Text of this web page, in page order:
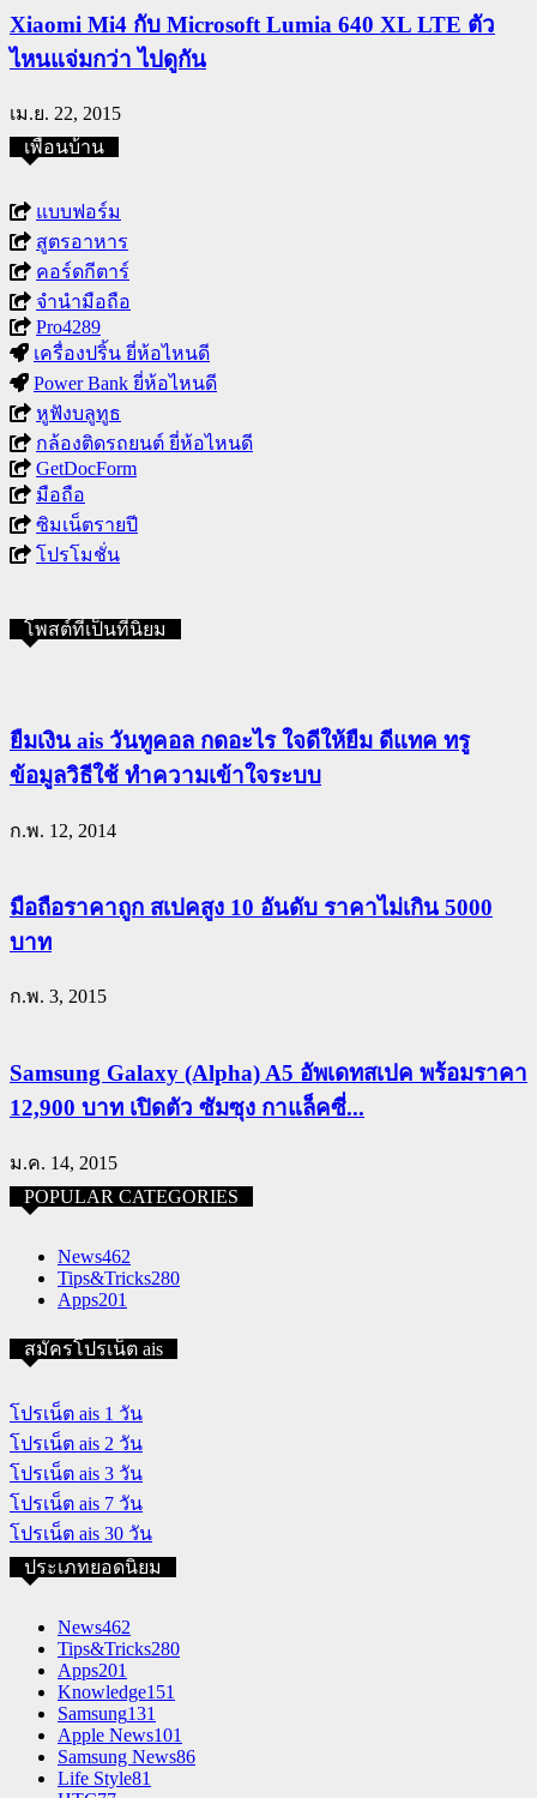
Xiaomi Mi4 กับ Microsoft Lumia 640 XL LTE ตัว
ไหนแจ่มกว่า ไปดูกัน
เม.ย. 22, 2015
เพื่อนบ้าน
แบบฟอร์ม
สูตรอาหาร
คอร์ดกีตาร์
จำนำมือถือ
Pro4289
เครื่องปริ้น ยี่ห้อไหนดี
Power Bank ยี่ห้อไหนดี
หูฟังบลูทูธ
กล้องติดรถยนต์ ยี่ห้อไหนดี
GetDocForm
มือถือ
ซิมเน็ตรายปี
โปรโมชั่น
โพสต์ที่เป็นที่นิยม
ยืมเงิน ais วันทูคอล กดอะไร ใจดีให้ยืม ดีแทค ทรู
ข้อมูลวิธีใช้ ทำความเข้าใจระบบ
ก.พ. 12, 2014
มือถือราคาถูก สเปคสูง 10 อันดับ ราคาไม่เกิน 5000
บาท
ก.พ. 3, 2015
Samsung Galaxy (Alpha) A5 อัพเดทสเปค พร้อมราคา
12,900 บาท เปิดตัว ซัมซุง กาแล็คซี่...
ม.ค. 14, 2015
POPULAR CATEGORIES
News462
Tips&Tricks280
Apps201
สมัครโปรเน็ต ais
โปรเน็ต ais 1 วัน
โปรเน็ต ais 2 วัน
โปรเน็ต ais 3 วัน
โปรเน็ต ais 7 วัน
โปรเน็ต ais 30 วัน
ประเภทยอดนิยม
News462
Tips&Tricks280
Apps201
Knowledge151
Samsung131
Apple News101
Samsung News86
Life Style81